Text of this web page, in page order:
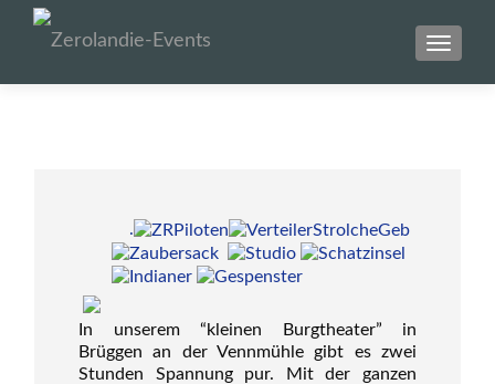
.
In unserem “kleinen Burgtheater” in
Brüggen an der Vennmühle gibt es zwei
Stunden Spannung pur. Mit der ganzen